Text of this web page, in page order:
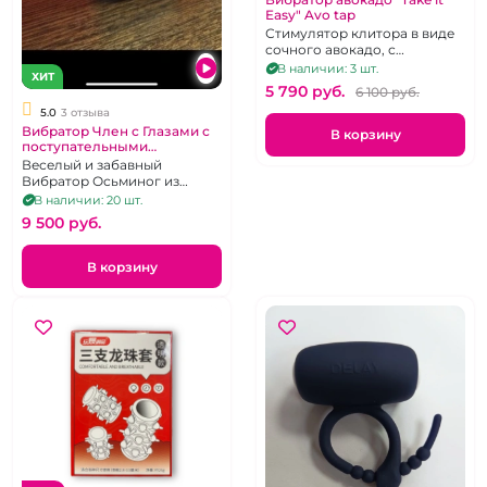
ХИТ
5.0 3 отзыва
Вибратор Член с Глазами с
поступательными
движениями на д.у пульте
Веселый и забавный
Вибратор Осьминог из
Хентая с 7 режимами на
присоске
В наличии: 20 шт.
9 500 pуб.
В корзину
Easy" Avo tap
Стимулятор клитора в виде
сочного авокадо, с
постукивающим эффектом,
10 режимов
В наличии: 3 шт.
5 790 pуб. 6 100 pуб.
В корзину